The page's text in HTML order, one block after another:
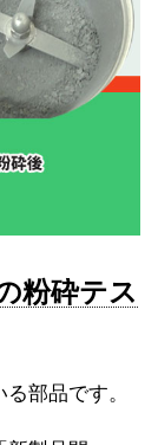
粉砕テス
部品です。